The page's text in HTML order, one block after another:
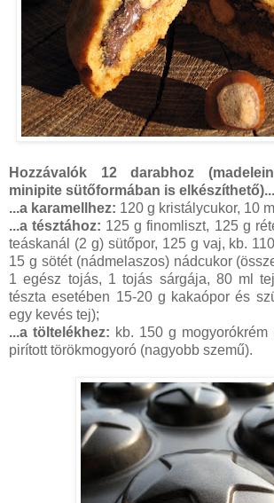
Hozzávalók 12 darabhoz
minipite sütőformában is elkészíthető)...
...a karamellhez: 120 g kristálycukor, 10
...a tésztához: 125 g finomliszt, 125 g
teáskanál (2 g) sütőpor, 125 g vaj, kb.
15 g sötét (nádmelaszos) nádcukor
1 egész tojás, 1 tojás sárgája, 80 ml
tészta esetében 15-20 g kakaópor és
egy kevés tej);
...a töltelékhez: kb. 150 g
pirított törökmogyoró (nagyobb szemű).